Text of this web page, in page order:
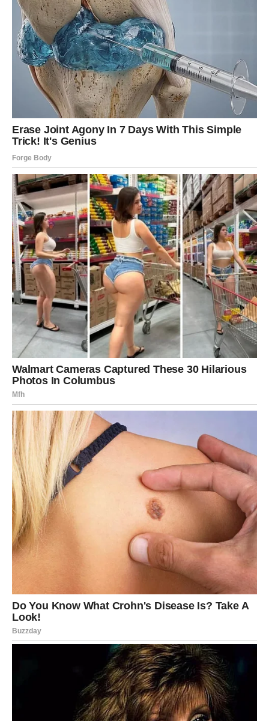
Kadajetestospremno,delisenaosampribližnojednakih
delova.Svakideosepažljivorazvučeoklagijomna
pobrašnjenojpodlozi uobliktankihkrugova. Veličinui
debljinumožeteprilagoditisvomukusu,alivažnojeda
bududovoljnotankikako biseravnomernoispekli.
PREUZMITE BESPLATNO!
⋆ KNJIGA SA RECEPTIMA ⋆
Upiši svoj email i preuzmi BESPLATNU
knjigu s receptima! Uživaj u jednostavnim
i ukusnim jelima koja će osvojiti tvoje
najdraže.
Jednim klikom preuzmi knjigu s najboljim